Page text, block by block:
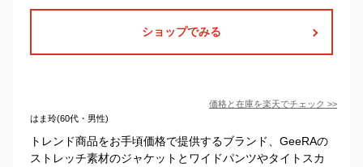
ショップでみる
価格と在庫を楽天でチェック >>
はま玲(60代・男性)
トレンド商品をお手頃価格で提供するブランド、GeeRAの
ストレッチ素材のジャケットとワイドパンツやタイトスカ